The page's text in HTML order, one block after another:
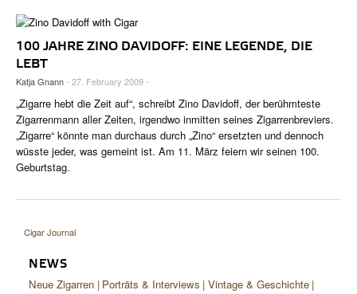
BEST BUY
CIGAR TROPHY
TOP 25 ZIGARREN
NEUHEITEN
SHOPS & LOUNGES
VINTAGE & GESCHICHTE
EVENTS
PFEIFEN & SPIRITUOSEN
ÜBER DAS MAGAZIN
AKTUELLE AUSGABE
AUTOREN
TASTINGPANEL
FRÜHERE AUSGABEN
CONNECT
SHOPS & LOUNGES
CIGAR SHOP FINDER
SHOP
DIGITAL JOURNAL
ACCOUNT
100 JAHRE ZINO DAVIDOFF: EINE LEGENDE, DIE
LEBT
Katja Gnann- 27. February 2009 -
„Zigarre hebt die Zeit auf“, schreibt Zino Davidoff, der berühmteste
Zigarrenmann aller Zeiten, irgendwo inmitten seines Zigarrenbreviers.
„Zigarre“ könnte man durchaus durch „Zino“ ersetzten und dennoch
wüsste jeder, was gemeint ist. Am 11. März feiern wir seinen 100.
Geburtstag.
Cigar Journal
NEWS
Neue Zigarren Porträts & Interviews Vintage & Geschichte